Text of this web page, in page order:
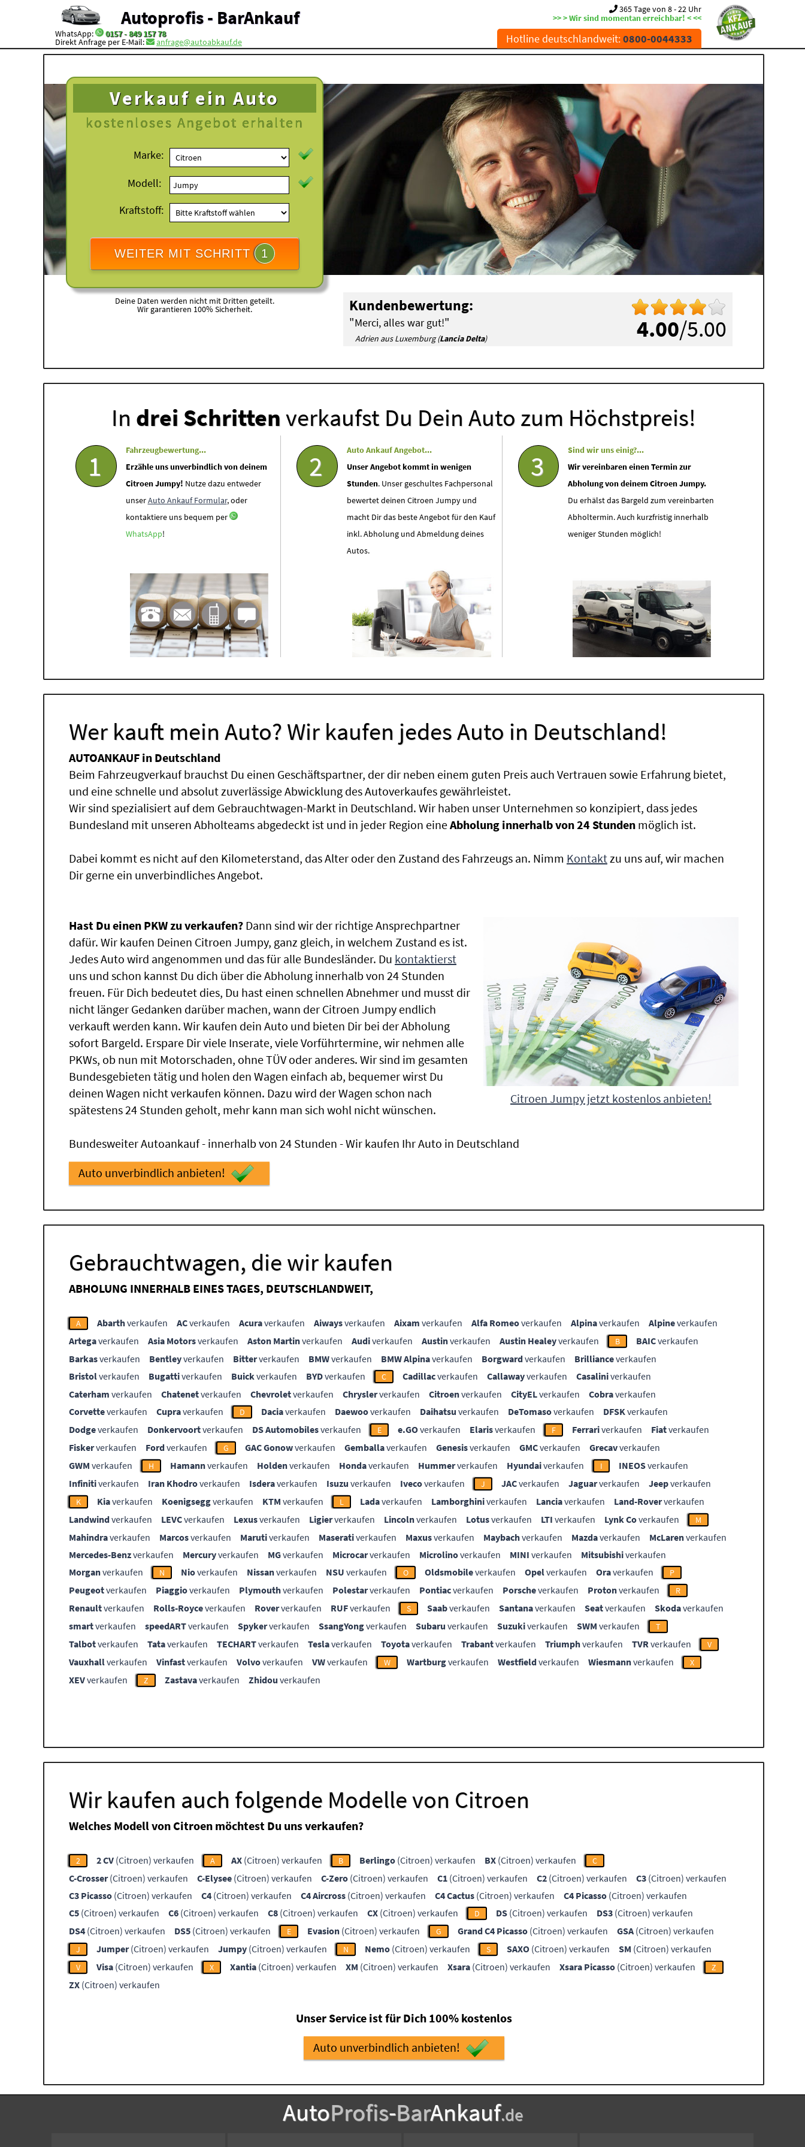
Autoprofis - BarAnkauf
WhatsApp: 0157 - 849 157 78
Direkt Anfrage per E-Mail: anfrage@autoabkauf.de
365 Tage von 8 - 22 Uhr
>> > Wir sind momentan erreichbar! < <<
Hotline deutschlandweit:0800-0044333
Verkauf ein Auto
kostenloses Angebot erhalten
Marke:
Modell:
Kraftstoff:
WEITER MIT SCHRITT 1
Deine Daten werden nicht mit Dritten geteilt.
Wir garantieren 100% Sicherheit.
4.00/5.00
Kundenbewertung:
"Merci, alles war gut!"
Adrien aus Luxemburg (Lancia Delta)
In drei Schrittenverkaufst Du Dein Auto zum Höchstpreis!
1
Fahrzeugbewertung...
Erzähle uns unverbindlich von deinem
Citroen Jumpy! Nutze dazu entweder
unserAuto Ankauf Formular, oder
kontaktiere uns bequem per
WhatsApp!
2
Auto Ankauf Angebot...
Unser Angebot kommt in wenigen
Stunden. Unser geschultes Fachpersonal
bewertet deinen Citroen Jumpy und
macht Dir das beste Angebot für den Kauf
inkl. Abholung und Abmeldung deines
Autos.
3
Sind wir uns einig?...
Wir vereinbaren einen Termin zur
Abholung von deinem Citroen Jumpy.
Du erhälst das Bargeld zum vereinbarten
Abholtermin. Auch kurzfristig innerhalb
weniger Stunden möglich!
Wer kauft mein Auto? Wir kaufen jedes Auto in Deutschland!
AUTOANKAUF in Deutschland
Beim Fahrzeugverkauf brauchst Du einen Geschäftspartner, der dir neben einem guten Preis auch Vertrauen sowie Erfahrung bietet,
und eine schnelle und absolut zuverlässige Abwicklung des Autoverkaufes gewährleistet.
Wir sind spezialisiert auf dem Gebrauchtwagen-Markt in Deutschland. Wir haben unser Unternehmen so konzipiert, dass jedes
Bundesland mit unseren Abholteams abgedeckt ist und in jeder Region eineAbholung innerhalb von 24 Stunden möglich ist.
Dabei kommt es nicht auf den Kilometerstand, das Alter oder den Zustand des Fahrzeugs an. Nimm Kontaktzu uns auf, wir machen
Dir gerne ein unverbindliches Angebot.
Citroen Jumpy jetzt kostenlos anbieten!
Hast Du einen PKW zu verkaufen? Dann sind wir der richtige Ansprechpartner
dafür. Wir kaufen Deinen Citroen Jumpy, ganz gleich, in welchem Zustand es ist.
Jedes Auto wird angenommen und das für alle Bundesländer. Du kontaktierst
uns und schon kannst Du dich über die Abholung innerhalb von 24 Stunden
freuen. Für Dich bedeutet dies, Du hast einen schnellen Abnehmer und musst dir
nicht länger Gedanken darüber machen, wann der Citroen Jumpy endlich
verkauft werden kann. Wir kaufen dein Auto und bieten Dir bei der Abholung
sofort Bargeld. Erspare Dir viele Inserate, viele Vorführtermine, wir nehmen alle
PKWs, ob nun mit Motorschaden, ohne TÜV oder anderes. Wir sind im gesamten
Bundesgebieten tätig und holen den Wagen einfach ab, bequemer wirst Du
deinen Wagen nicht verkaufen können. Dazu wird der Wagen schon nach
spätestens 24 Stunden geholt, mehr kann man sich wohl nicht wünschen.
Bundesweiter Autoankauf - innerhalb von 24 Stunden - Wir kaufen Ihr Auto in Deutschland
Auto unverbindlich anbieten!
Gebrauchtwagen, die wir kaufen
ABHOLUNG INNERHALB EINES TAGES, DEUTSCHLANDWEIT,
A Abarthverkaufen ACverkaufen Acuraverkaufen Aiwaysverkaufen Aixam verkaufen Alfa Romeoverkaufen Alpinaverkaufen Alpineverkaufen
Artegaverkaufen Asia Motorsverkaufen Aston Martinverkaufen Audiverkaufen Austinverkaufen Austin Healeyverkaufen B BAICverkaufen
Barkasverkaufen Bentleyverkaufen Bitterverkaufen BMWverkaufen BMW Alpinaverkaufen Borgwardverkaufen Brillianceverkaufen
Bristolverkaufen Bugattiverkaufen Buickverkaufen BYDverkaufen C Cadillacverkaufen Callawayverkaufen Casaliniverkaufen
Caterham verkaufen Chatenetverkaufen Chevroletverkaufen Chryslerverkaufen Citroenverkaufen CityELverkaufen Cobraverkaufen
Corvetteverkaufen Cupraverkaufen D Daciaverkaufen Daewooverkaufen Daihatsu verkaufen DeTomasoverkaufen DFSKverkaufen
Dodgeverkaufen Donkervoortverkaufen DS Automobilesverkaufen E e.GOverkaufen Elarisverkaufen F Ferrariverkaufen Fiatverkaufen
Fiskerverkaufen Fordverkaufen G GAC Gonowverkaufen Gemballaverkaufen Genesisverkaufen GMCverkaufen Grecavverkaufen
GWM verkaufen H Hamannverkaufen Holdenverkaufen Hondaverkaufen Hummerverkaufen Hyundaiverkaufen I INEOSverkaufen
Infinitiverkaufen Iran Khodroverkaufen Isderaverkaufen Isuzu verkaufen Ivecoverkaufen J JACverkaufen Jaguarverkaufen Jeepverkaufen
K Kiaverkaufen Koenigseggverkaufen KTM verkaufen L Ladaverkaufen Lamborghiniverkaufen Lanciaverkaufen Land-Roververkaufen
Landwindverkaufen LEVCverkaufen Lexusverkaufen Ligierverkaufen Lincolnverkaufen Lotusverkaufen LTI verkaufen Lynk Coverkaufen M
Mahindraverkaufen Marcosverkaufen Marutiverkaufen Maserativerkaufen Maxusverkaufen Maybachverkaufen Mazdaverkaufen McLarenverkaufen
Mercedes-Benzverkaufen Mercuryverkaufen MGverkaufen Microcarverkaufen Microlinoverkaufen MINI verkaufen Mitsubishiverkaufen
Morganverkaufen N Nioverkaufen Nissanverkaufen NSU verkaufen O Oldsmobileverkaufen Opelverkaufen Oraverkaufen P
Peugeotverkaufen Piaggioverkaufen Plymouthverkaufen Polestarverkaufen Pontiacverkaufen Porscheverkaufen Protonverkaufen R
Renaultverkaufen Rolls-Royceverkaufen Roververkaufen RUFverkaufen S Saabverkaufen Santanaverkaufen Seatverkaufen Skodaverkaufen
smartverkaufen speedARTverkaufen Spykerverkaufen SsangYongverkaufen Subaru verkaufen Suzukiverkaufen SWM verkaufen T
Talbotverkaufen Tataverkaufen TECHARTverkaufen Teslaverkaufen Toyotaverkaufen Trabantverkaufen Triumphverkaufen TVRverkaufen V
Vauxhallverkaufen Vinfastverkaufen Volvoverkaufen VWverkaufen W Wartburgverkaufen Westfieldverkaufen Wiesmannverkaufen X
XEVverkaufen Z Zastavaverkaufen Zhidou verkaufen
Wir kaufen auch folgende Modelle von Citroen
Welches Modell von Citroen möchtest Du uns verkaufen?
2 2 CV (Citroen) verkaufen A AX (Citroen) verkaufen B Berlingo (Citroen) verkaufen BX (Citroen) verkaufen C
C-Crosser(Citroen) verkaufen C-Elysee (Citroen) verkaufen C-Zero (Citroen) verkaufen C1 (Citroen) verkaufen C2 (Citroen) verkaufen C3 (Citroen) verkaufen
C3 Picasso (Citroen) verkaufen C4 (Citroen) verkaufen C4 Aircross (Citroen) verkaufen C4 Cactus (Citroen) verkaufen C4 Picasso (Citroen) verkaufen
C5 (Citroen) verkaufen C6 (Citroen) verkaufen C8 (Citroen) verkaufen CX (Citroen) verkaufen D DS (Citroen) verkaufen DS3 (Citroen) verkaufen
DS4 (Citroen) verkaufen DS5 (Citroen) verkaufen E Evasion (Citroen) verkaufen G Grand C4 Picasso (Citroen) verkaufen GSA (Citroen) verkaufen
J Jumper(Citroen) verkaufen Jumpy (Citroen) verkaufen N Nemo (Citroen) verkaufen S SAXO (Citroen) verkaufen SM (Citroen) verkaufen
V Visa (Citroen) verkaufen X Xantia (Citroen) verkaufen XM (Citroen) verkaufen Xsara (Citroen) verkaufen Xsara Picasso (Citroen) verkaufen Z
ZX (Citroen) verkaufen
Unser Service ist für Dich 100% kostenlos
Auto unverbindlich anbieten!
AutoProfis-BarAnkauf.de